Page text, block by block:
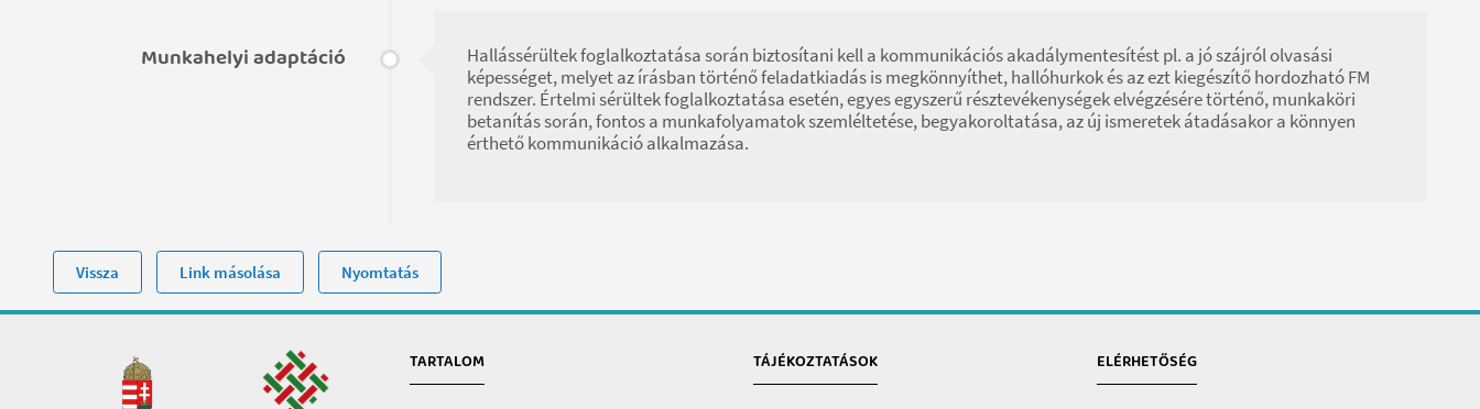
Munkahelyi adaptáció
Hallássérültek foglalkoztatása során biztosítani kell a kommunikációs akadálymentesítést pl. a jó szájról olvasási
képességet, melyet az írásban történő feladatkiadás is megkönnyíthet, hallóhurkok és az ezt kiegészítő hordozható FM
rendszer. Értelmi sérültek foglalkoztatása esetén, egyes egyszerű résztevékenységek elvégzésére történő, munkaköri
betanítás során, fontos a munkafolyamatok szemléltetése, begyakoroltatása, az új ismeretek átadásakor a könnyen
érthető kommunikáció alkalmazása.
Vissza Link másolása Nyomtatás
TARTALOM TÁJÉKOZTATÁSOK ELÉRHETŐSÉG